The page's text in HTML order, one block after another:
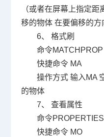
（或者在屏幕上指定
移的物体 在要偏移的方
6、 格式刷
命令MATCHPROP
快捷命令MA
操作方式 输入 MA
的物体
7、 查看属性
命令PROPERTIES
快捷命令MO